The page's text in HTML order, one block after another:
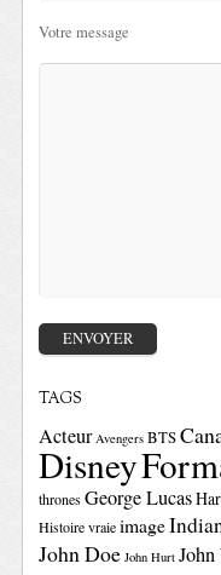
Votre message
TAGS
Acteur Avengers BTS
Disney
thrones George Lucas
Histoire vraie image
John Doe John Hurt